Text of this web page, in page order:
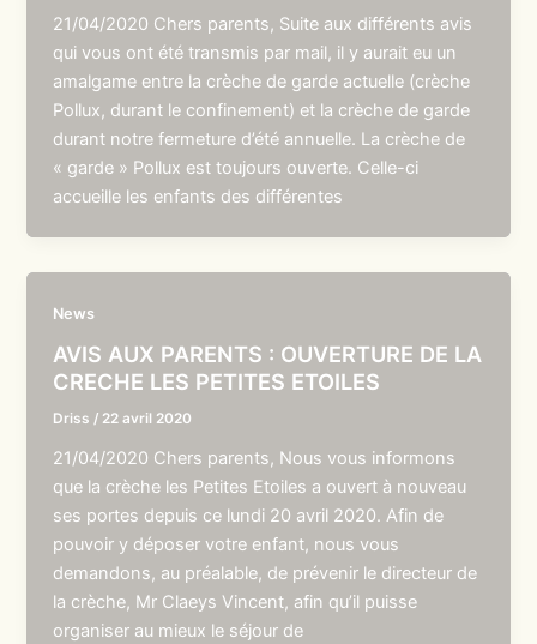
21/04/2020 Chers parents, Suite aux différents avis
qui vous ont été transmis par mail, il y aurait eu un
amalgame entre la crèche de garde actuelle (crèche
Pollux, durant le confinement) et la crèche de garde
durant notre fermeture d’été annuelle. La crèche de
« garde » Pollux est toujours ouverte. Celle-ci
accueille les enfants des différentes
News
AVIS AUX PARENTS : OUVERTURE DE LA
CRECHE LES PETITES ETOILES
Driss / 22 avril 2020
21/04/2020 Chers parents, Nous vous informons
que la crèche les Petites Etoiles a ouvert à nouveau
ses portes depuis ce lundi 20 avril 2020. Afin de
pouvoir y déposer votre enfant, nous vous
demandons, au préalable, de prévenir le directeur de
la crèche, Mr Claeys Vincent, afin qu’il puisse
organiser au mieux le séjour de